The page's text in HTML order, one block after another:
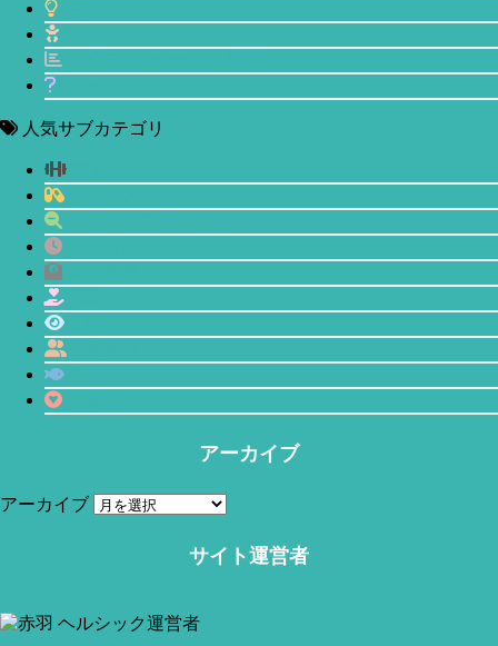
人気サブカテゴリ
アーカイブ
アーカイブ
サイト運営者
今回は「低GI値は体内の炎症に効果があるのか？」について